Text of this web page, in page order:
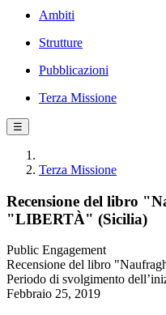
Ambiti
Strutture
Pubblicazioni
Terza Missione
☰
Terza Missione
Recensione del libro
"LIBERTÀ" (Sicilia)
Public Engagement
Recensione del libro
Periodo di svolgimento
Febbraio 25, 2019